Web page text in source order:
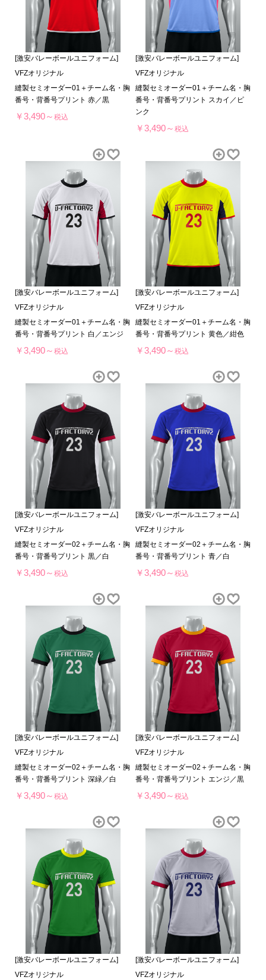
[激安バレーボールユニフォーム]
VFZオリジナル
縫製セミオーダー01＋チーム名・胸
番号・背番号プリント 赤／黒
￥3,490～税込
[激安バレーボールユニフォーム]
VFZオリジナル
縫製セミオーダー01＋チーム名・胸
番号・背番号プリント スカイ／ピ
ンク
￥3,490～ 税込
[激安バレーボールユニフォーム]
VFZオリジナル
縫製セミオーダー01＋チーム名・胸
番号・背番号プリント 白／エンジ
￥3,490～税込
[激安バレーボールユニフォーム]
VFZオリジナル
縫製セミオーダー01＋チーム名・胸
番号・背番号プリント 黄色／紺色
￥3,490～ 税込
[激安バレーボールユニフォーム]
VFZオリジナル
縫製セミオーダー02＋チーム名・胸
番号・背番号プリント 黒／白
￥3,490～税込
[激安バレーボールユニフォーム]
VFZオリジナル
縫製セミオーダー02＋チーム名・胸
番号・背番号プリント 青／白
￥3,490～ 税込
[激安バレーボールユニフォーム]
VFZオリジナル
縫製セミオーダー02＋チーム名・胸
番号・背番号プリント 深緑／白
￥3,490～税込
[激安バレーボールユニフォーム]
VFZオリジナル
縫製セミオーダー02＋チーム名・胸
番号・背番号プリント エンジ／黒
￥3,490～ 税込
[激安バレーボールユニフォーム]
VFZオリジナル
[激安バレーボールユニフォーム]
VFZオリジナル